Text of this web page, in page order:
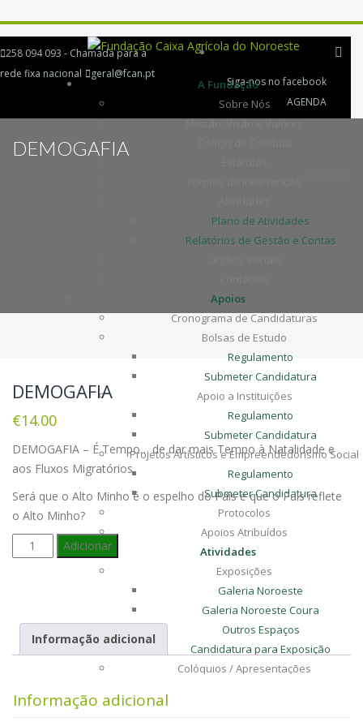
258 094 093 - Chamada para a
rede fixa nacional
geral@fcan.pt
Siga-nos no facebook
AGENDA
A Fundação
Sobre Nós
Missão, Visão e Valores
Plano de Atividades
Relatórios de Gestão e Contas
Apoios
Cronograma de Candidaturas
Bolsas de Estudo
Regulamento
Submeter Candidatura
Apoio a Instituições
Regulamento
Submeter Candidatura
Projetos Artísticos e Empreendedorismo Social
Regulamento
Submeter Candidatura
Protocolos
Apoios Atribuídos
Atividades
Exposições
Galeria Noroeste
Galeria Noroeste Coura
Outros Espaços
Candidatura para Exposição
Colóquios / Apresentações
DEMOGAFIA
DEMOGAFIA
€14.00
DEMOGAFIA – É Tempo… de dar mais Tempo à Natalidade e
aos Fluxos Migratórios
Será que o Alto Minho é o espelho do País e que o País reflete
o Alto Minho?
Quantidade
de
Adicionar
Informação adicional
Informação adicional